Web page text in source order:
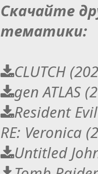
Скачайте
тематики:
CLUTCH
gen ATLAS
Resident
RE: Veronica
Untitled